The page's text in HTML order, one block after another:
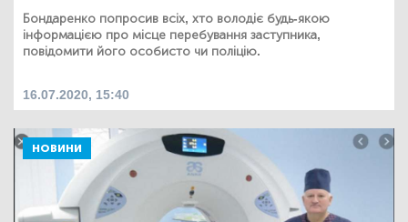
Бондаренко попросив всіх, хто володіє будь-якою
інформацією про місце перебування заступника,
повідомити його особисто чи поліцію.
16.07.2020, 15:40
НОВИНИ